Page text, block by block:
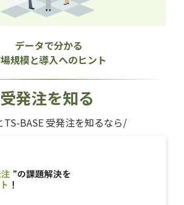
データで分かる
規模と導入へのヒント
発注を知る
TS-BASE 受発注を知るなら/